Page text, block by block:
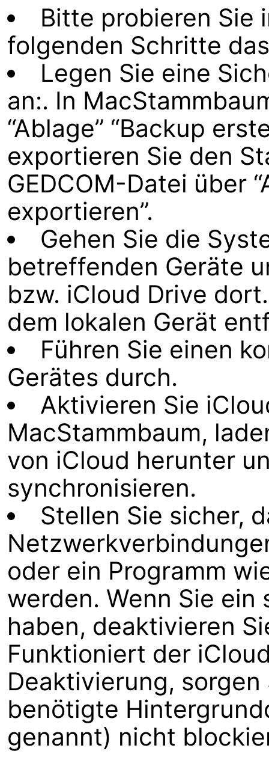
Bitte probieren Sie
folgenden Schritte
Legen Sie eine
an:. In
“Ablage” “Backup
exportieren Sie den
GEDCOM-Datei über
exportieren”.
Gehen Sie die
betreffenden Geräte
bzw. iCloud Drive
dem lokalen Gerät
Führen Sie einen
Gerätes durch.
Aktivieren Sie
MacStammbaum,
von iCloud herunter
synchronisieren.
Stellen Sie sicher,
oder ein Programm
werden. Wenn Sie
haben, deaktivieren
Funktioniert der
Deaktivierung,
benötigte
genannt) nicht